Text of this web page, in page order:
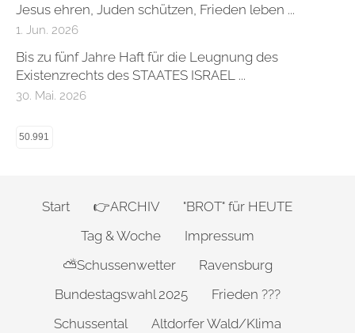
Jesus ehren, Juden schützen, Frieden leben ...
1. Jun. 2026
Bis zu fünf Jahre Haft für die Leugnung des
Existenzrechts des STAATES ISRAEL ...
30. Mai. 2026
50.991
Start 👉ARCHIV
"BROT" für HEUTE
Tag & Woche
Impressum
⛅Schussenwetter
Ravensburg
Bundestagswahl 2025
Frieden ???
Schussental
Altdorfer Wald/Klima